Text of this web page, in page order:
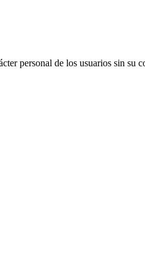
personal de los usuarios sin su